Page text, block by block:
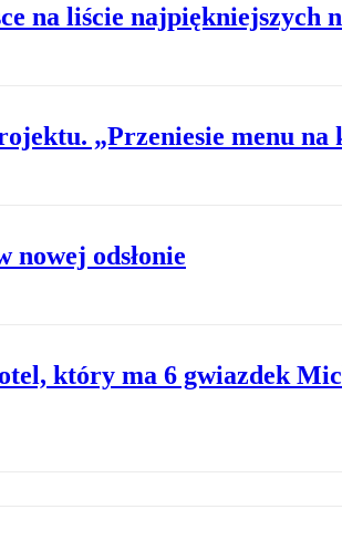
na liście najpiękniejszych
„Przeniesie menu
nowej odsłonie
który ma 6 gwiazdek